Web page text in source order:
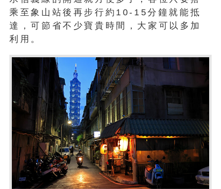
乘至象山站後再步行約10-15分鐘就能抵
達，可節省不少寶貴時間，大家可以多加
利用。